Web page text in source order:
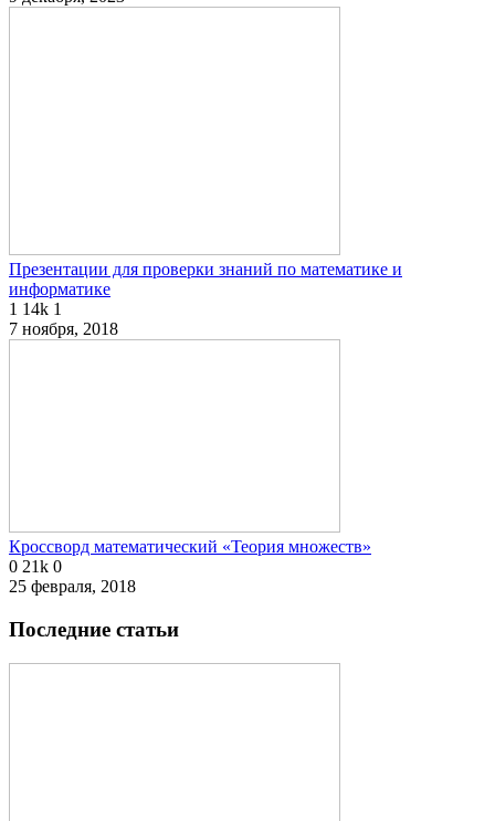
Презентации для проверки знаний по математике и
информатике
1 14k 1
7 ноября, 2018
Кроссворд математический «Теория множеств»
0 21k 0
25 февраля, 2018
Последние статьи